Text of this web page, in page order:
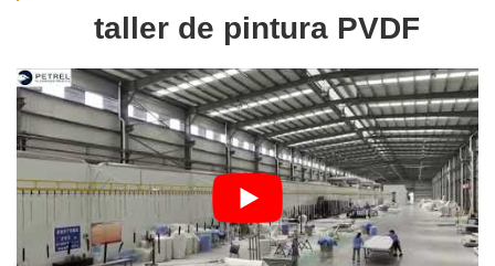
taller de pintura PVDF